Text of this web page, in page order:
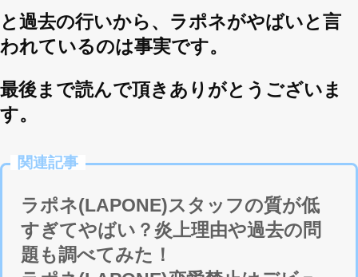
と過去の行いから、ラポネがやばいと言
われているのは事実です。
最後まで読んで頂きありがとうございま
す。
関連記事
ラポネ(LAPONE)スタッフの質が低
すぎてやばい？炎上理由や過去の問
題も調べてみた！